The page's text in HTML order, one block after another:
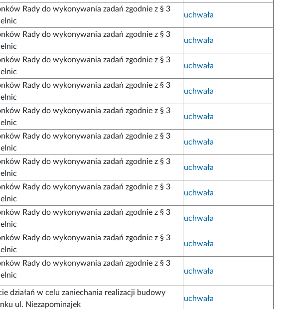
Rady do wykonywania zadań zgodnie z § 3
uchwała
Rady do wykonywania zadań zgodnie z § 3
uchwała
Rady do wykonywania zadań zgodnie z § 3
uchwała
Rady do wykonywania zadań zgodnie z § 3
uchwała
Rady do wykonywania zadań zgodnie z § 3
uchwała
Rady do wykonywania zadań zgodnie z § 3
uchwała
Rady do wykonywania zadań zgodnie z § 3
uchwała
Rady do wykonywania zadań zgodnie z § 3
uchwała
Rady do wykonywania zadań zgodnie z § 3
uchwała
Rady do wykonywania zadań zgodnie z § 3
uchwała
Rady do wykonywania zadań zgodnie z § 3
uchwała
działań w celu zaniechania realizacji budowy
ul. Niezapominajek
uchwała